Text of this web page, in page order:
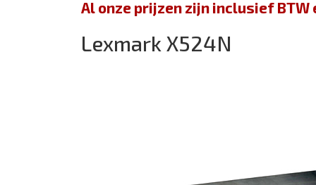
Al onze prijzen zijn inclusief
Lexmark X524N